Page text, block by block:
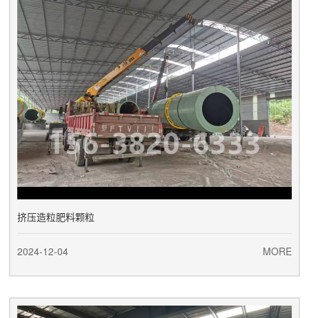
挤压造粒肥料颗粒
2024-12-04 MORE